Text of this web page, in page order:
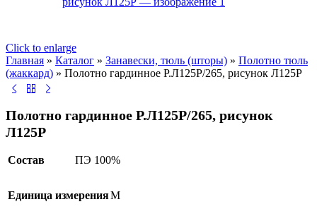
Click to enlarge
Главная » Каталог » Занавески, тюль (шторы) » Полотно тюль
(жаккард) » Полотно гардинное Р.Л125Р/265, рисунок Л125Р
Полотно гардинное Р.Л125Р/265, рисунок
Л125Р
Состав ПЭ 100%
Единица измеренияМ